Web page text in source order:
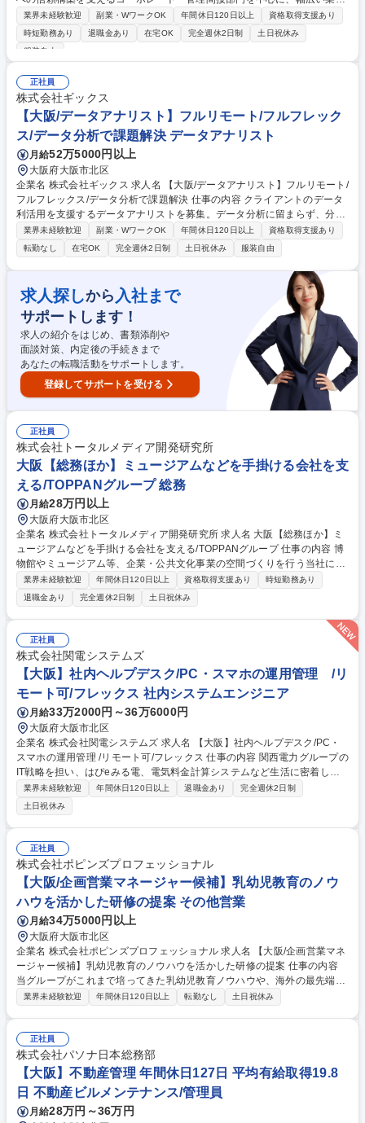
に携わっていただきます。初期配属は広報室を予定しており、主に以下の
業務を担当いただきます。 ■ホームページ、SNS、オウンドメディア等を
活用した広報・宣伝活動の企画・運営■企業ブランディングに関する戦略
ホームページ等の運用状況のモニタリングおよび効果測定・データ分析 企
業のメッセージを戦略的に発信し、社会との対話をリードする役割を担っ
ていただきます。 募集職種 【Gpr26001/総合職】コーポレート・管理間
接部門(広報)
業界未経験歓迎 副業・WワークOK 年間休日120日以上
資格取得支援あり
時短勤務あり
退職金あり 在宅OK 完全週休2日制
土日祝休み
服装自由
正社員
株式会社ギックス
【大阪/データアナリスト】フルリモート/フルフレック
ス/データ分析で課題解決 データアナリスト
月給52万5000円以上
大阪府大阪市北区
企業名 株式会社ギックス 求人名 【大阪/データアナリスト】フルリモート/
フルフレックス/データ分析で課題解決 仕事の内容 クライアントのデータ
利活用を支援するデータアナリストを募集。データ分析に留まらず、分析
結果を基に顧客のビジネス変革に向けた提案をしていただきます。顧客の
事業・経営課題を解決できる非常にやりがいのある ポジションです。クラ
イアントはメーカー系、インフラ系など多岐にわたります。 【詳細業務】
■BIツールを活用し、セッション型の打ち合わせでの機動的なデータ分析
業務の実施■BIツールを用いたデータのビジュアライズ、レポーティン
グ・ダッシュ・ボードの設計および作成■データ分析業務に関わるデータ
加工やデータ整備、データクレンジング処理■データ分析業務を継続的に
ご提供・活用するためのオペレーション設計や運用 募集職種 【大阪/デー
タアナリスト】フルリモート/フルフレックス/データ分析で課題解決
業界未経験歓迎 副業・WワークOK 年間休日120日以上
資格取得支援あり
転勤なし
在宅OK 完全週休2日制 土日祝休み 服装自由
求人探しから 入社まで
サポートします！
求人の紹介をはじめ、書類添削や
面談対策、内定後の手続きまで
あなたの転職活動をサポートします。
登録してサポートを受ける
正社員
株式会社トータルメディア開発研究所
大阪【総務ほか】ミュージアムなどを手掛ける会社を支
える/TOPPANグループ 総務
月給28万円以上
大阪府大阪市北区
企業名 株式会社トータルメディア開発研究所 求人名 大阪【総務ほか】ミ
ュージアムなどを手掛ける会社を支える/TOPPANグループ 仕事の内容 博
物館やミュージアム等、企業・公共文化事業の空間づくりを行う当社に
て、総務業務を中心としたバックオフィス業務全般をお任せします！ 【総
務業務】◇各種会議運営、事務局業務◇リスクマネジメント管理◇ISO14
001に基づく環境マネジメントシステムの推進など◇社内インフラ・資産
管理◇契約・規約等の管理◇その他庶務 【労務業務】◇労務問題対応、解
決支援業務◇従業員の健康管理、安全衛生管理に関わる業務◇採用・雇用
契約の管理に関わる業務◇労務管理・勤怠管理に関わる業務 募集職種 大
阪【総務ほか】ミュージアムなどを手掛ける会社を支える/TOPPANグルー
プ
業界未経験歓迎 年間休日120日以上 資格取得支援あり
時短勤務あり
退職金あり
完全週休2日制 土日祝休み
正社員
株式会社関電システムズ
【大阪】社内ヘルプデスク/PC・スマホの運用管理 /リ
モート可/フレックス 社内システムエンジニア
月給33万2000円～36万6000円
大阪府大阪市北区
企業名 株式会社関電システムズ 求人名 【大阪】社内ヘルプデスク/PC・
スマホの運用管理 /リモート可/フレックス 仕事の内容 関西電力グループの
IT戦略を担い、はぴeみる電、電気料金計算システムなど生活に密着した
サービスを支える基幹系システムを幅広く展開。そんな当社にて社内ヘル
プデスクを担当いただきます。 【業務詳細】IT機器の配備・在庫管理、リ
プレース計画の推進、社内問合せ対応の体制運営を担当いただきます。特
に委託先を活用したベンダーコントロール、進捗・品質管理、課題抽出・
改善提案など、安定稼働に向けたプロジェクトマネジメントを重視。将来
的にはサブリーダーとして、外部パートナーや社内関連部署を巻き込みな
がら運用基盤の最適化を推進していただきます。 募集職種 【大阪】社内
ヘルプデスク/PC・スマホの運用管理 /リモート可/フレックス
業界未経験歓迎 年間休日120日以上 退職金あり
完全週休2日制
土日祝休み
正社員
株式会社ポピンズプロフェッショナル
【大阪/企画営業マネージャー候補】乳幼児教育のノウ
ハウを活かした研修の提案 その他営業
月給34万5000円以上
大阪府大阪市北区
企業名 株式会社ポピンズプロフェッショナル 求人名 【大阪/企画営業マネ
ージャー候補】乳幼児教育のノウハウを活かした研修の提案 仕事の内容
当グループがこれまで培ってきた乳幼児教育ノウハウや、海外の最先端の
教育施設などとの緊密なネットワークをいかした研修の提案をお任せいた
修、セミナーを受託しています。(2023年受講者数約11万人) 【企画営
業・コンサルティング】・自治体への乳幼児教育、人材育成に関わる研修
の企画提案・保育所/幼稚園/学童施設等へのコンサルティング 【研修事務
局業務】・研修スケジューリング業務(講師/会場調整等) ・受講者問合せ対
応(電話/メール)・研修資材の準備・その他社内庶務業務 募集職種 【大阪/
企画営業マネージャー候補】乳幼児教育のノウハウを活かした研修の提案
業界未経験歓迎 年間休日120日以上 転勤なし 土日祝休み
正社員
株式会社パソナ日本総務部
【大阪】不動産管理 年間休日127日 平均有給取得19.8
日 不動産ビルメンテナンス/管理員
月給28万円～36万円